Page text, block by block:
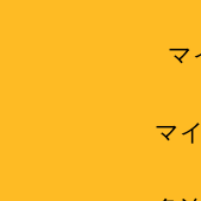
マ
マ